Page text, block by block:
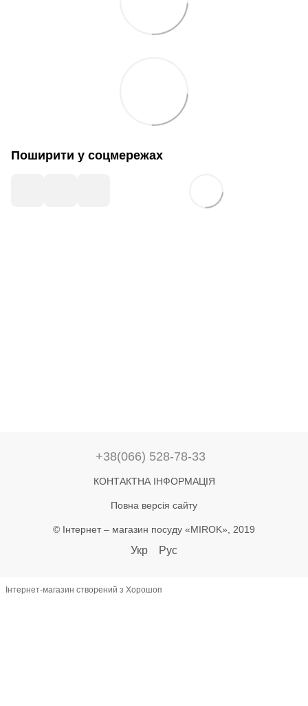
Поширити у соцмережах
+38(066) 528-78-33
КОНТАКТНА ІНФОРМАЦІЯ
Повна версія сайту
© Інтернет – магазин посуду «MIROK», 2019
Укр Рус
Інтернет-магазин створений з Хорошоп